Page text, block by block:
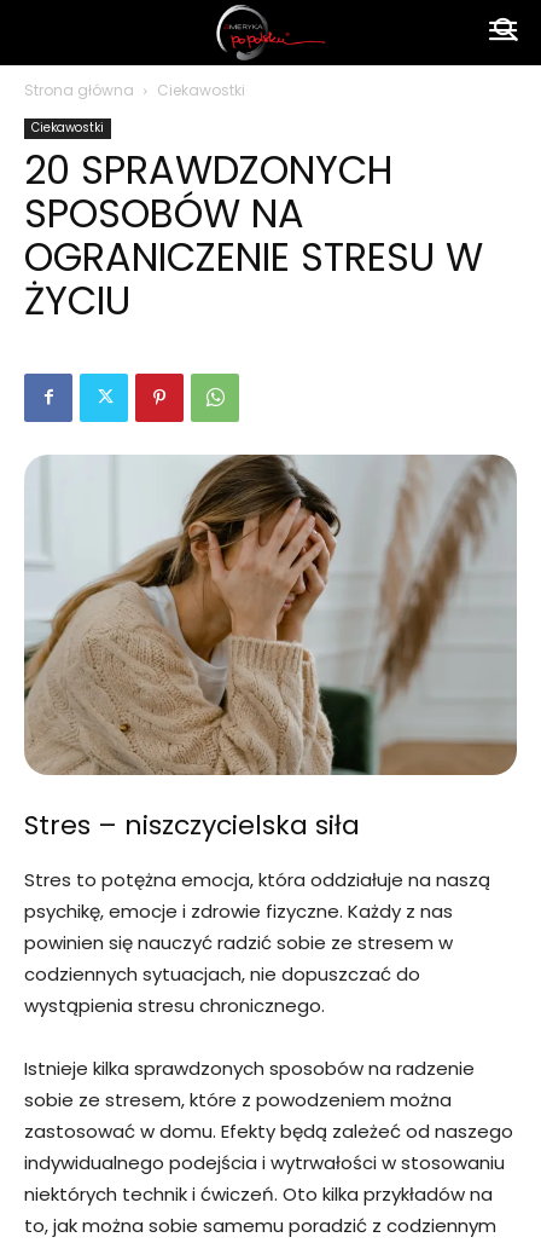
polsku
Strona główna Ciekawostki
Ciekawostki
20 SPRAWDZONYCH
SPOSOBÓW NA
OGRANICZENIE STRESU W
ŻYCIU
Stres – niszczycielska siła
Stres to potężna emocja, która oddziałuje na naszą
psychikę, emocje i zdrowie fizyczne. Każdy z nas
powinien się nauczyć radzić sobie ze stresem w
codziennych sytuacjach, nie dopuszczać do
wystąpienia stresu chronicznego.
Istnieje kilka sprawdzonych sposobów na radzenie
sobie ze stresem, które z powodzeniem można
zastosować w domu. Efekty będą zależeć od naszego
indywidualnego podejścia i wytrwałości w stosowaniu
niektórych technik i ćwiczeń. Oto kilka przykładów na
to, jak można sobie samemu poradzić z codziennym